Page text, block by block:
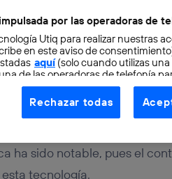
ha sido notable, pues el
tecnología.
por las operadoras de
Utiq para realizar nuestras
en este aviso de
aquí(solo cuando utilizas una
de las operadoras de telefonía
web).
como prioridad
de la cuenta de cliente de
número de teléfono móvil).
Rechazar todas